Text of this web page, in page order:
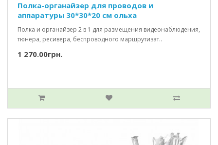
Полка-органайзер для проводов и
аппаратуры 30*30*20 см ольха
Полка и органайзер 2 в 1 для размещения видеонаблюдения,
тюнера, ресивера, беспроводного маршрутизат..
1 270.00грн.